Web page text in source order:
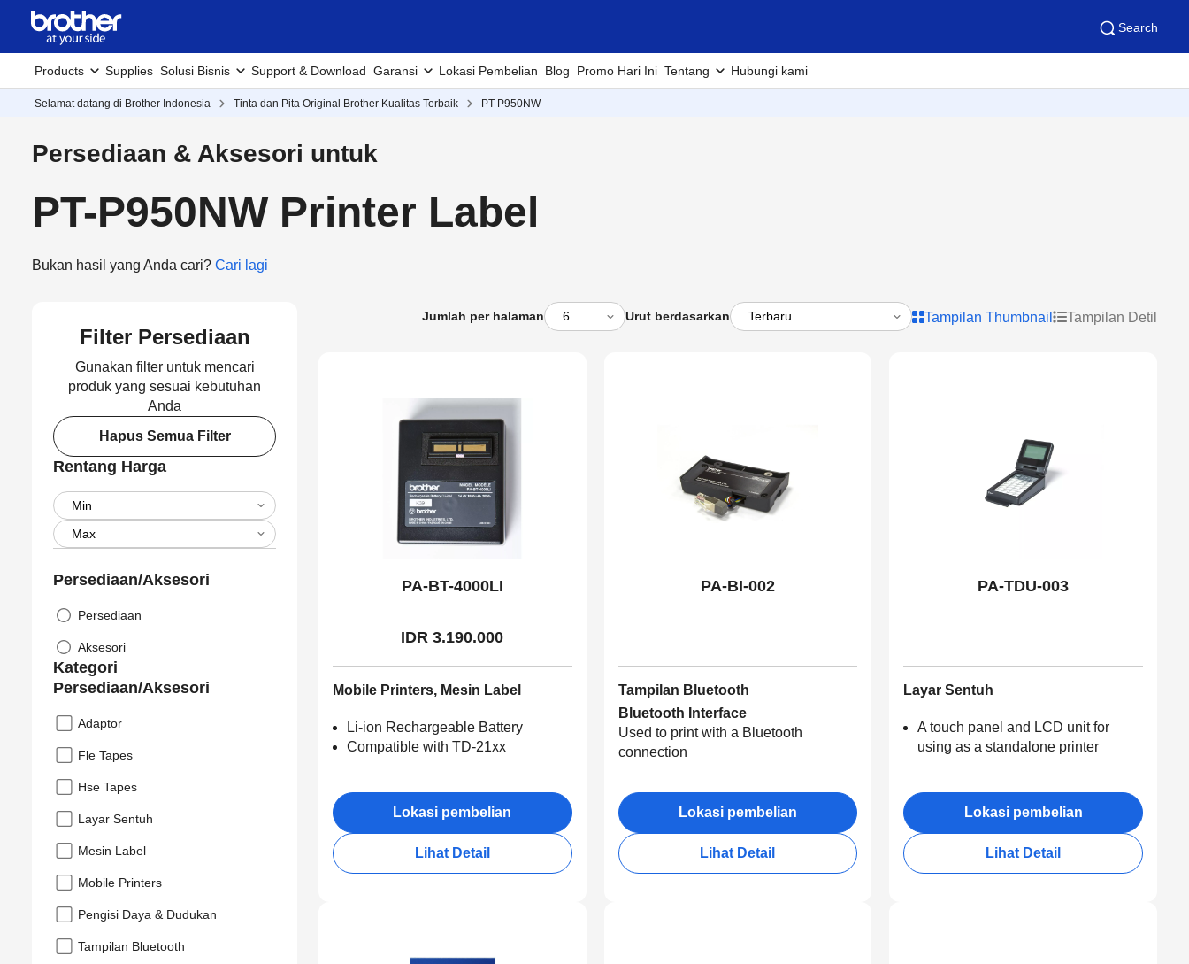
Search
Products Supplies Solusi Bisnis Support & Download Garansi Lokasi Pembelian Blog Promo Hari Ini Tentang Hubungi kami
Selamat datang di Brother Indonesia Tinta dan Pita Original Brother Kualitas Terbaik PT-P950NW
Persediaan & Aksesori untuk
PT-P950NW Printer Label
Bukan hasil yang Anda cari? Cari lagi
Filter Persediaan
Gunakan filter untuk mencari
produk yang sesuai kebutuhan
Anda
Hapus Semua Filter
Rentang Harga
Persediaan/Aksesori
Persediaan
Aksesori
Kategori
Persediaan/Aksesori
Adaptor
Fle Tapes
Hse Tapes
Layar Sentuh
Mesin Label
Mobile Printers
Pengisi Daya & Dudukan
Tampilan Bluetooth
Jumlah per halaman Urut berdasarkan Tampilan Thumbnail Tampilan Detil
PA-BT-4000LI
IDR 3.190.000
Mobile Printers, Mesin Label
Li-ion Rechargeable Battery
Compatible with TD-21xx
Lokasi pembelian
Lihat Detail
PA-BI-002
Tampilan Bluetooth
Bluetooth Interface
Used to print with a Bluetooth
connection
Lokasi pembelian
Lihat Detail
PA-TDU-003
Layar Sentuh
A touch panel and LCD unit for
using as a standalone printer
Lokasi pembelian
Lihat Detail